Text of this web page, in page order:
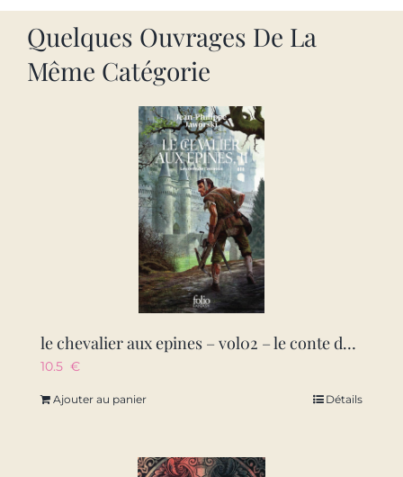
Quelques Ouvrages De La
Même Catégorie
le chevalier aux epines – vol02 – le conte de l’assassin
10.5 €
Ajouter au panier Détails